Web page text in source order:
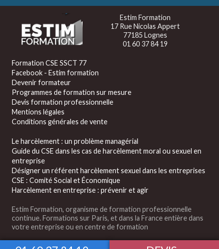
Estim Formation
17 Rue Nicolas Appert
77185 Lognes
01 60 37 84 19
Formation CSE SSCT 77
Facebook - Estim formation
Devenir formateur
Programmes de formation sur mesure
Devis formation professionnelle
Mentions légales
Conditions générales de vente
Le harcèlement : un problème managérial
Guide du CSE dans les cas de harcèlement moral ou sexuel en
entreprise
Désigner un référent harcèlement sexuel dans les entreprises
CSE : Comité Social et Économique
Harcèlement en entreprise : prévenir et agir
Estim Formation, organisme de formation professionnelle
continue. Formations sur Paris, et dans la France entière dans
votre entreprise ou en centre de formation